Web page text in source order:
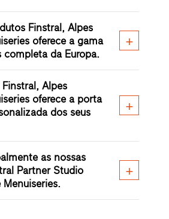
Finstral, Alpes
oferece a gama
completa da Europa.
Alpes
oferece a porta
dos seus
as nossas
Partner Studio
Menuiseries.